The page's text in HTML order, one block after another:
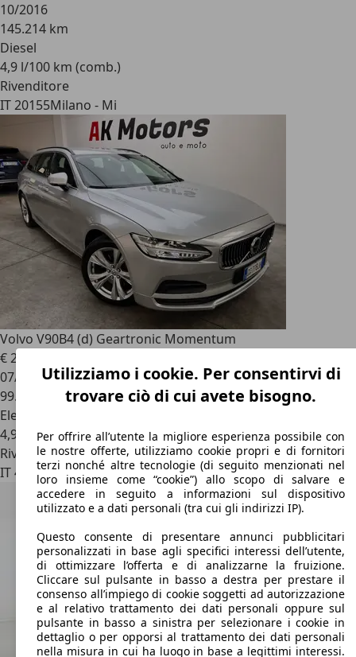
10/2016
145.214 km
Diesel
4,9 l/100 km (comb.)
Rivenditore
IT 20155Milano - Mi
Volvo V90B4 (d) Geartronic Momentum
€ 22.900
07/2021
99.000 km
Elettrica/Diesel
4,9 l/100 km (comb.)
Rivenditore
IT 43122Parma
Utilizziamo i cookie. Per consentirvi di
trovare ciò di cui avete bisogno.
Per offrire all’utente la migliore esperienza possibile con
le nostre offerte, utilizziamo cookie propri e di fornitori
terzi nonché altre tecnologie (di seguito menzionati nel
loro insieme come “cookie”) allo scopo di salvare e
accedere in seguito a informazioni sul dispositivo
utilizzato e a dati personali (tra cui gli indirizzi IP).
Questo consente di presentare annunci pubblicitari
personalizzati in base agli specifici interessi dell’utente,
di ottimizzare l’offerta e di analizzarne la fruizione.
Cliccare sul pulsante in basso a destra per prestare il
consenso all’impiego di cookie soggetti ad autorizzazione
e al relativo trattamento dei dati personali oppure sul
pulsante in basso a sinistra per selezionare i cookie in
dettaglio o per opporsi al trattamento dei dati personali
nella misura in cui ha luogo in base a legittimi interessi.